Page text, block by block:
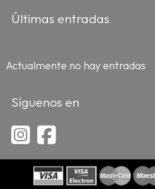
Últimas entradas
Actualmente no hay entradas
Síguenos en